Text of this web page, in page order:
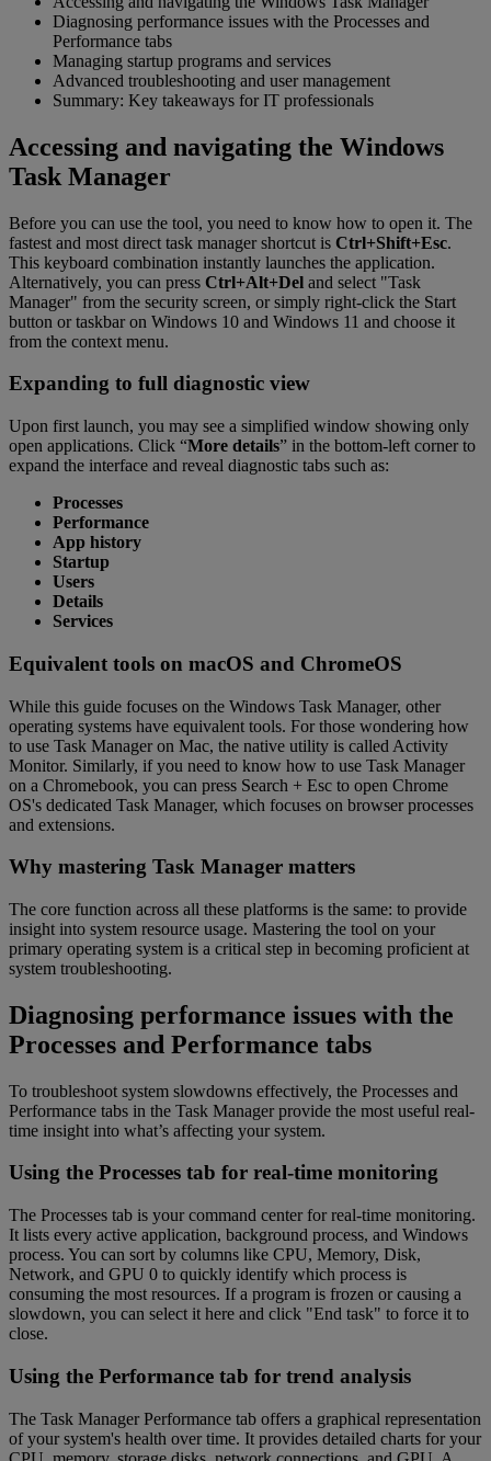
Diagnosing performance issues with the Processes and
Performance tabs
Managing startup programs and services
Advanced troubleshooting and user management
Summary: Key takeaways for IT professionals
Accessing and navigating the Windows
Task Manager
Before you can use the tool, you need to know how to open it. The
fastest and most direct task manager shortcut is Ctrl+Shift+Esc.
This keyboard combination instantly launches the application.
Alternatively, you can press Ctrl+Alt+Del and select "Task
Manager" from the security screen, or simply right-click the Start
button or taskbar on Windows 10 and Windows 11 and choose it
from the context menu.
Expanding to full diagnostic view
Upon first launch, you may see a simplified window showing only
open applications. Click “More details” in the bottom-left corner to
expand the interface and reveal diagnostic tabs such as:
Processes
Performance
App history
Startup
Users
Details
Services
Equivalent tools on macOS and ChromeOS
While this guide focuses on the Windows Task Manager, other
operating systems have equivalent tools. For those wondering how
to use Task Manager on Mac, the native utility is called Activity
Monitor. Similarly, if you need to know how to use Task Manager
on a Chromebook, you can press Search + Esc to open Chrome
OS's dedicated Task Manager, which focuses on browser processes
and extensions.
Why mastering Task Manager matters
The core function across all these platforms is the same: to provide
insight into system resource usage. Mastering the tool on your
primary operating system is a critical step in becoming proficient at
system troubleshooting.
Diagnosing performance issues with the
Processes and Performance tabs
To troubleshoot system slowdowns effectively, the Processes and
Performance tabs in the Task Manager provide the most useful real-
time insight into what’s affecting your system.
Using the Processes tab for real-time monitoring
The Processes tab is your command center for real-time monitoring.
It lists every active application, background process, and Windows
process. You can sort by columns like CPU, Memory, Disk,
Network, and GPU 0 to quickly identify which process is
consuming the most resources. If a program is frozen or causing a
slowdown, you can select it here and click "End task" to force it to
close.
Using the Performance tab for trend analysis
The Task Manager Performance tab offers a graphical representation
of your system's health over time. It provides detailed charts for your